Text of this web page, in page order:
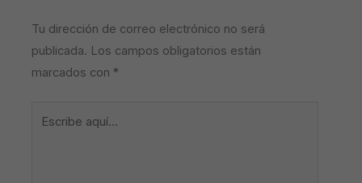
Tu dirección de correo electrónico no será
publicada. Los campos obligatorios están
marcados con *